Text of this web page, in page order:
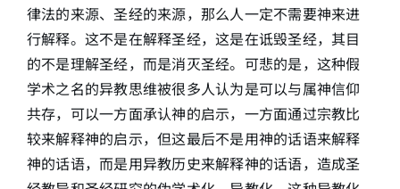
律法的来源、圣经的来源，那么人一定不需要神来进
行解释。这不是在解释圣经，这是在诋毁圣经，其目
的不是理解圣经，而是消灭圣经。可悲的是，这种假
学术之名的异教思维被很多人认为是可以与属神信仰
共存，可以一方面承认神的启示，一方面通过宗教比
较来解释神的启示，但这最后不是用神的话语来解释
神的话语，而是用异教历史来解释神的话语，造成圣